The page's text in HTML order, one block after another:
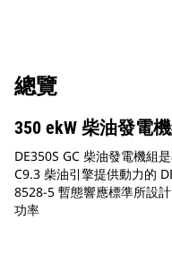
總覽
350 ekW 柴油發電
DE350S GC 柴油發電機組
C9.3 柴油引擎提供動力的
8528-5 暫態響應標準所設
功率